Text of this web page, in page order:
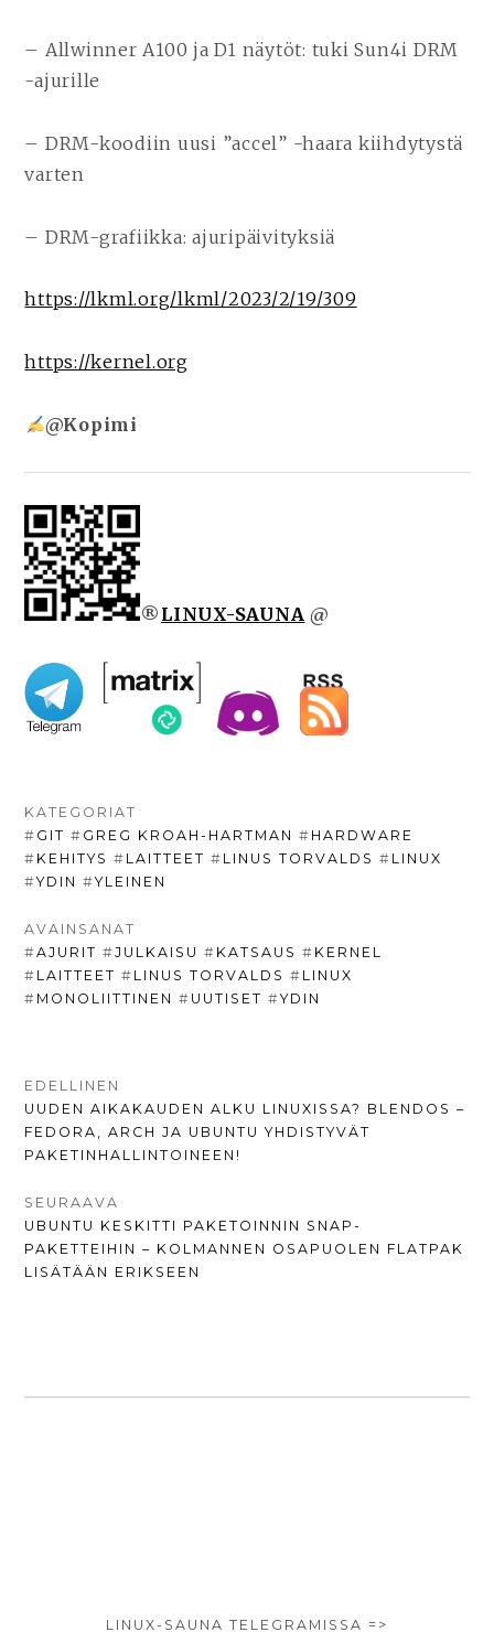
– Allwinner A100 ja D1 näytöt: tuki Sun4i DRM
-ajurille
– DRM-koodiin uusi ”accel” -haara kiihdytystä
varten
– DRM-grafiikka: ajuripäivityksiä
https://lkml.org/lkml/2023/2/19/309
https://kernel.org
@Kopimi
® LINUX-SAUNA @
KATEGORIAT
# GIT # GREG KROAH-HARTMAN # HARDWARE
# KEHITYS # LAITTEET # LINUS TORVALDS # LINUX
#YDIN #YLEINEN
AVAINSANAT
#AJURIT #JULKAISU # KATSAUS # KERNEL
# LAITTEET # LINUS TORVALDS # LINUX
# MONOLIITTINEN # UUTISET #YDIN
ARTIKKELIEN
SELAUS
EDELLINEN
EDELLINEN
UUTINEN:
UUDEN AIKAKAUDEN ALKU LINUXISSA? BLENDOS –
FEDORA, ARCH JA UBUNTU YHDISTYVÄT
PAKETINHALLINTOINEEN!
SEURAAVA
SEURAAVA
UUTINEN:
UBUNTU KESKITTI PAKETOINNIN SNAP-
PAKETTEIHIN – KOLMANNEN OSAPUOLEN FLATPAK
LISÄTÄÄN ERIKSEEN
LINUX-SAUNA TELEGRAMISSA =>